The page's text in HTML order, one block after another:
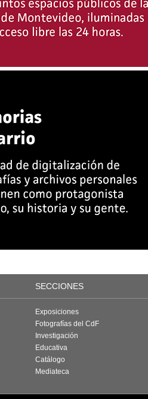
SECCIONES
Exposiciones
Fotografías del CdF
Investigación
Educativa
Catálogo
Mediateca